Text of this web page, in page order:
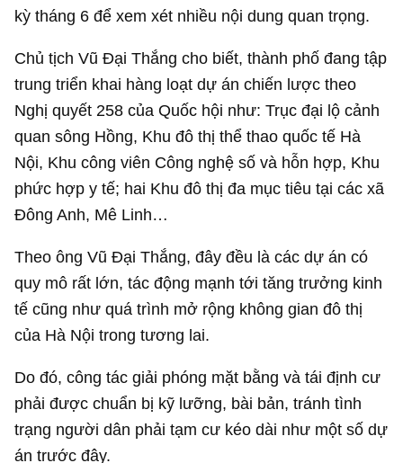
kỳ tháng 6 để xem xét nhiều nội dung quan trọng.
Chủ tịch Vũ Đại Thắng cho biết, thành phố đang tập
trung triển khai hàng loạt dự án chiến lược theo
Nghị quyết 258 của Quốc hội như: Trục đại lộ cảnh
quan sông Hồng, Khu đô thị thể thao quốc tế Hà
Nội, Khu công viên Công nghệ số và hỗn hợp, Khu
phức hợp y tế; hai Khu đô thị đa mục tiêu tại các xã
Đông Anh, Mê Linh…
Theo ông Vũ Đại Thắng, đây đều là các dự án có
quy mô rất lớn, tác động mạnh tới tăng trưởng kinh
tế cũng như quá trình mở rộng không gian đô thị
của Hà Nội trong tương lai.
Do đó, công tác giải phóng mặt bằng và tái định cư
phải được chuẩn bị kỹ lưỡng, bài bản, tránh tình
trạng người dân phải tạm cư kéo dài như một số dự
án trước đây.